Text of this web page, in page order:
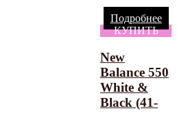
Подробнее
КУПИТЬ
New
Balance 550
White &
Black (41-